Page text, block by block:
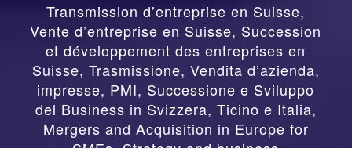
Transmission d’entreprise en Suisse,
Vente d’entreprise en Suisse, Succession
et développement des entreprises en
Suisse, Trasmissione, Vendita d’azienda,
impresse, PMI, Successione e Sviluppo
del Business in Svizzera, Ticino e Italia,
Mergers and Acquisition in Europe for